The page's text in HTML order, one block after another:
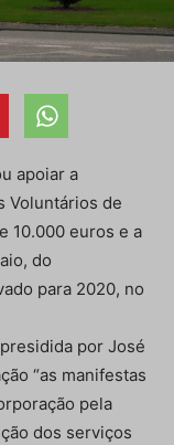
apoiar a
Voluntários de
10.000 euros e a
do
para 2020, no
por José
“as manifestas
pela
dos serviços